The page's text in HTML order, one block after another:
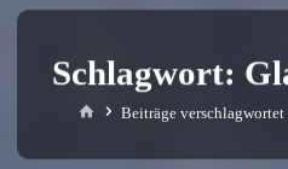
Schlagwort:
StartBeiträge